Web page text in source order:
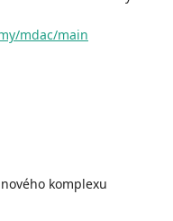
mdac/main
komplexu